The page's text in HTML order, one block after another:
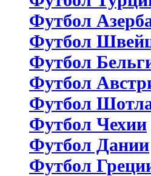
Футбол
Футбол
Футбол
Футбол
Футбол
Футбол Чехии
Футбол Дании
Футбол